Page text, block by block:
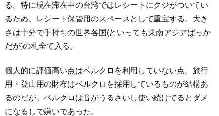
る。特に現在滞在中の台湾ではレシートにクジがついてい
るため、レシート保管用のスペースとして重宝する。大き
さは十分で手持ちの世界各国(といっても東南アジアばっか
だが)の札全て入る。
個人的に評価高い点はベルクロを利用していない点。旅行
用・登山用の財布はベルクロを採用しているものが結構あ
るのだが、ベルクロは音がうるさいし使い続けてるとダメ
になるしで嫌いであった。